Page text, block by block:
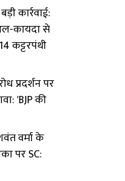
कार्रवाई:
कायदा से
कट्टरपंथी
प्रदर्शन पर
'BJP की
वर्मा के
पर SC: